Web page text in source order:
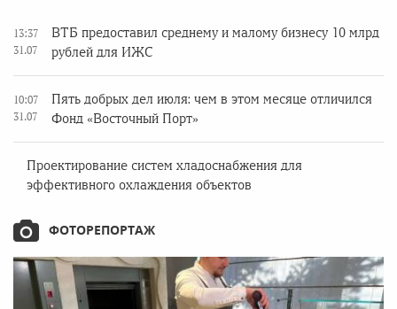
13:37
31.07
ВТБ предоставил среднему и малому бизнесу 10 млрд
рублей для ИЖС
10:07
31.07
Пять добрых дел июля: чем в этом месяце отличился
Фонд «Восточный Порт»
Проектирование систем хладоснабжения для
эффективного охлаждения объектов
ФОТОРЕПОРТАЖ